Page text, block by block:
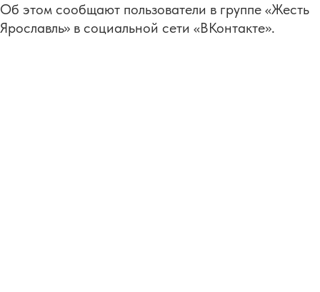
Об этом сообщают пользователи в группе «Жесть
Ярославль» в социальной сети «ВКонтакте».